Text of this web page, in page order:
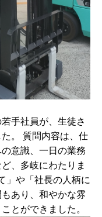
手社員が、生徒さ
。 質問内容は、仕
意識、一日の業務
、多岐にわたりま
」や「社長の人柄に
あり、和やかな雰
とができました。